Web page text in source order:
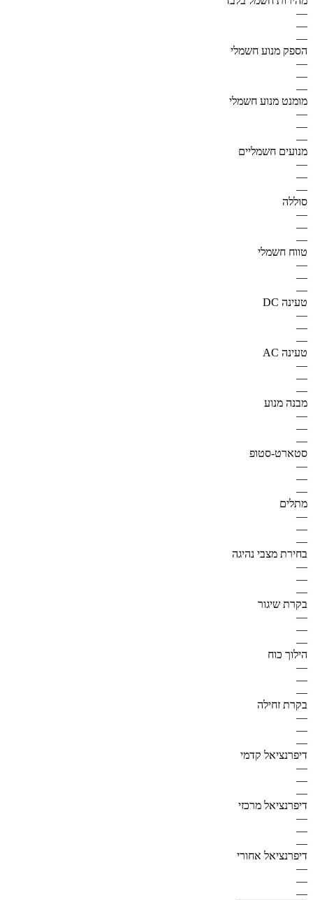
—
—
—
הספק מנוע חשמלי
—
—
—
מומנט מנוע חשמלי
—
—
—
מנועים חשמליים
—
—
—
סוללה
—
—
—
טווח חשמלי
—
—
—
טעינה DC
—
—
—
טעינה AC
—
—
—
מבנה מנוע
—
—
—
סטארט-סטופ
—
—
—
מתלים
—
—
—
בחירת מצבי נהיגה
—
—
—
בקרת שיגור
—
—
—
הילוך כוח
—
—
—
בקרת זחילה
—
—
—
דיפרנציאל קדמי
—
—
—
דיפרנציאל מרכזי
—
—
—
דיפרנציאל אחורי
—
—
—